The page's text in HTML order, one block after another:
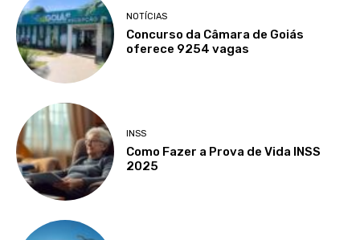
NOTÍCIAS
Concurso da Câmara de Goiás
oferece 9254 vagas
INSS
Como Fazer a Prova de Vida INSS
2025